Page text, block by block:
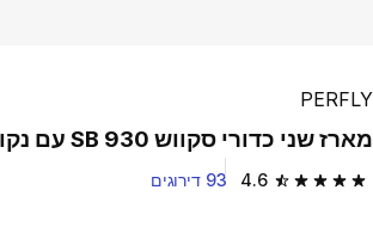
PERFLY
מארז שני כדורי סקווש SB 930 עם נקודה צהובה
4.6 4.6 out of 5 stars from 93 reviews 93 דירוגים